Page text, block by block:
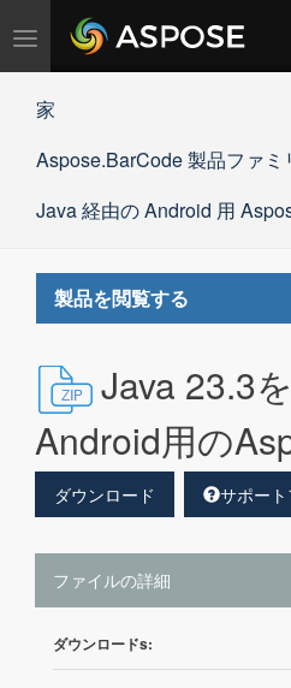
ナ
ー
ョ
家
Aspose.BarCode 製品ファミ
Java 経由の Android 用
製品を閲覧する
Java 23.3
Android用の
ダウンロード サポー
ファイルの詳細
ダウンロードs: